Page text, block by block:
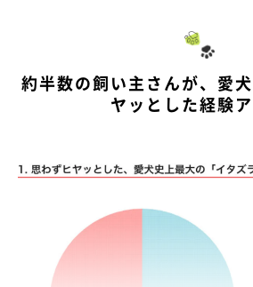
約半数の飼い主さんが、愛
ヤッとした経験ア